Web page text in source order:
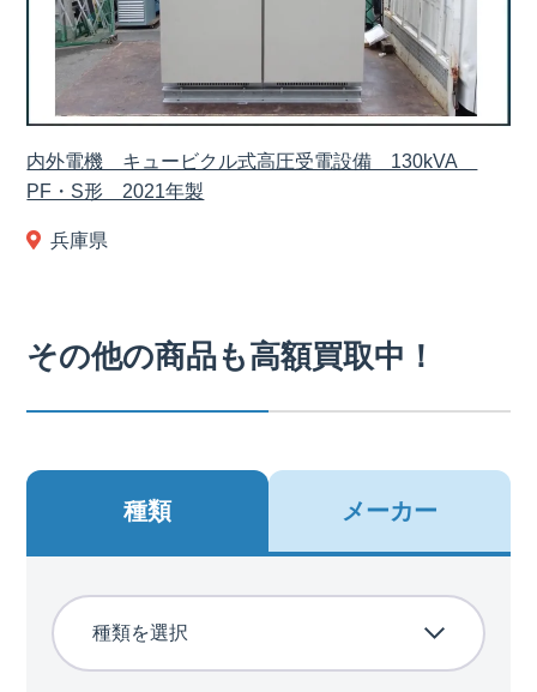
内外電機 キュービクル式高圧受電設備 130kVA
PF・S形 2021年製
兵庫県
その他の商品も高額買取中！
種類 メーカー